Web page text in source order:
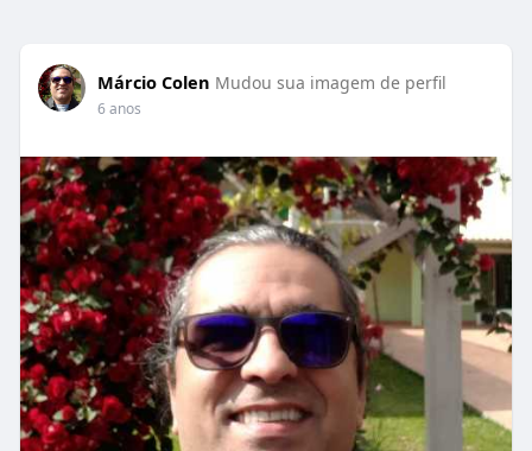
Márcio Colen Mudou sua imagem de perfil
6 anos